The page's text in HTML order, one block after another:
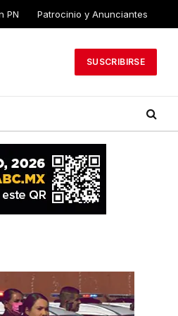
Patrocinio y
Anunciantes
SUSCRIBIRSE